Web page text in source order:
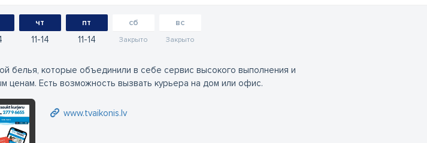
чт
11 14
пт
11 14
сб
Закрыто
вс
Закрыто
белья, которые объединили в себе сервис высокого выполнения и
ценам. Есть возможность вызвать курьера на дом или офис.
www.tvaikonis.lv